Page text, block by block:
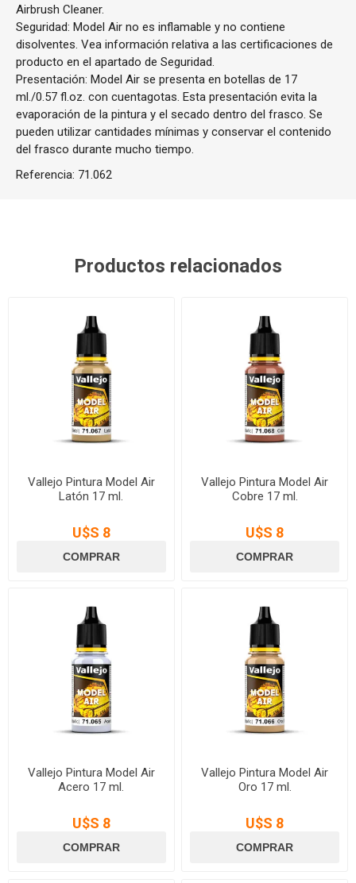
Airbrush Cleaner.
Seguridad: Model Air no es inflamable y no contiene
disolventes. Vea información relativa a las certificaciones de
producto en el apartado de Seguridad.
Presentación: Model Air se presenta en botellas de 17
ml./0.57 fl.oz. con cuentagotas. Esta presentación evita la
evaporación de la pintura y el secado dentro del frasco. Se
pueden utilizar cantidades mínimas y conservar el contenido
del frasco durante mucho tiempo.
Referencia: 71.062
Productos relacionados
Vallejo Pintura Model Air
Latón 17 ml.
U$S 8
Vallejo Pintura Model Air
Cobre 17 ml.
U$S 8
Vallejo Pintura Model Air
Acero 17 ml.
U$S 8
Vallejo Pintura Model Air
Oro 17 ml.
U$S 8